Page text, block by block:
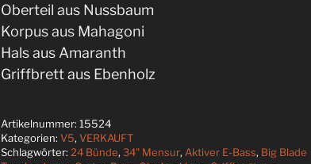
Oberteil aus Nussbaum
Korpus aus Mahagoni
Hals aus Amaranth
Griffbrett aus Ebenholz
Artikelnummer: 15524
Kategorien: V5, VERKAUFT
Schlagwörter: 24 Bünde, 34" Mensur, Aktiver E-Bass, Big Blade